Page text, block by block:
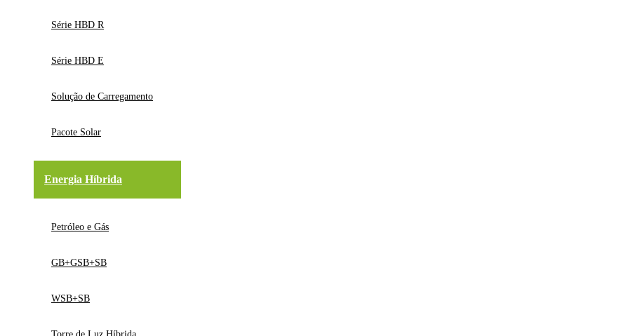
Série HBD R
Série HBD E
Solução de Carregamento
Pacote Solar
Energia Híbrida
Petróleo e Gás
GB+GSB+SB
WSB+SB